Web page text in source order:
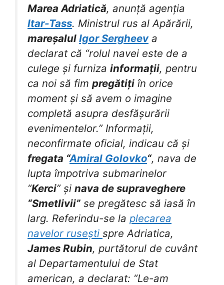
Marea Adriatică, anunță agenția
Itar-Tass. Ministrul rus al Apărării,
mareșalul Igor Sergheeva
declarat că “rolul navei este de a
culege și furniza informații, pentru
ca noi să fim pregătiți în orice
moment și să avem o imagine
completă asupra desfășurării
evenimentelor.” Informații,
neconfirmate oficial, indicau că și
fregata “Amiral Golovko“, nava de
lupta împotriva submarinelor
“Kerci” și nava de supraveghere
“Smetlivii” se pregătesc să iasă în
larg. Referindu-se la plecarea
navelor rusești spre Adriatica,
James Rubin, purtătorul de cuvânt
al Departamentului de Stat
american, a declarat: “Le-am